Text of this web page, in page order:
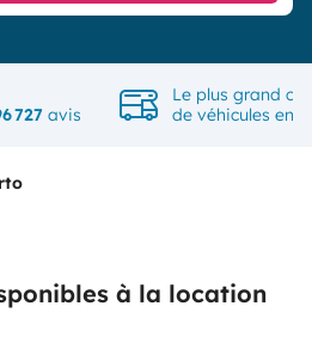
727 avis
Le plus grand
de véhicules en
à la location